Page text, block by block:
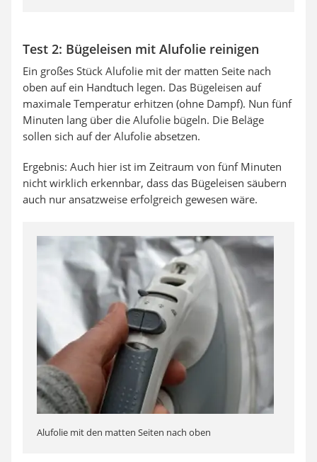
Test 2: Bügeleisen mit Alufolie reinigen
Ein großes Stück Alufolie mit der matten Seite nach
oben auf ein Handtuch legen. Das Bügeleisen auf
maximale Temperatur erhitzen (ohne Dampf). Nun fünf
Minuten lang über die Alufolie bügeln. Die Beläge
sollen sich auf der Alufolie absetzen.
Ergebnis: Auch hier ist im Zeitraum von fünf Minuten
nicht wirklich erkennbar, dass das Bügeleisen säubern
auch nur ansatzweise erfolgreich gewesen wäre.
Alufolie mit den matten Seiten nach oben